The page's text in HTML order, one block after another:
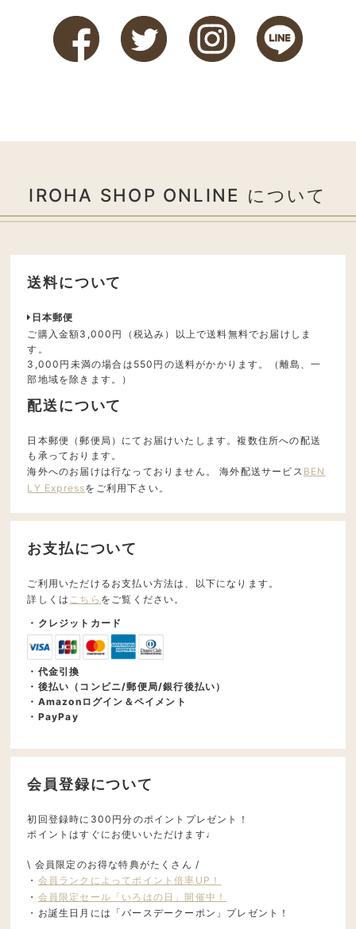
IROHA SHOP ONLINE について
送料について
日本郵便
ご購入金額3,000円（税込み）以上で送料無料でお届けしま
す。
3,000円未満の場合は550円の送料がかかります。（離島、一
部地域を除きます。）
配送について
日本郵便（郵便局）にてお届けいたします。複数住所への配送
も承っております。
海外へのお届けは行なっておりません。 海外配送サービス BEN
LY Expressをご利用下さい。
お支払について
ご利用いただけるお支払い方法は、以下になります。
詳しくは こちら をご覧ください。
・クレジットカード
・代金引換
・後払い（コンビニ/郵便局/銀行後払い）
・Amazonログイン＆ペイメント
・PayPay
会員登録について
初回登録時に300円分のポイントプレゼント！
ポイントはすぐにお使いいただけます♩
\ 会員限定のお得な特典がたくさん /
・ 会員ランクによってポイント倍率UP！
・ 会員限定セール「いろはの日」開催中！
・お誕生日月には「バースデークーポン」プレゼント！